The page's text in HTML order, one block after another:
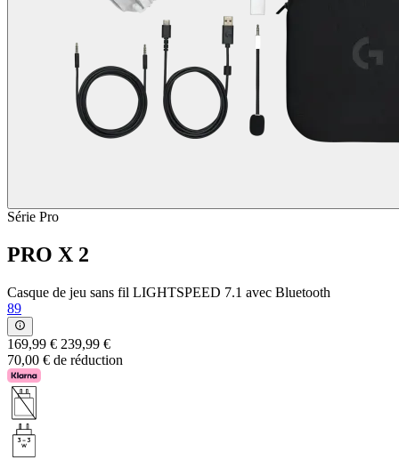
Série Pro
PRO X 2
Casque de jeu sans fil LIGHTSPEED 7.1 avec Bluetooth
89
169,99 € 239,99 €
70,00 € de réduction